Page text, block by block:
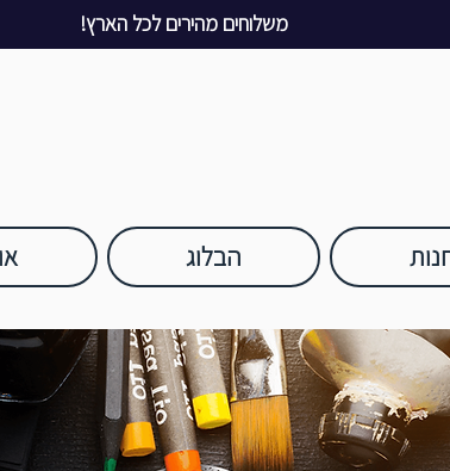
משלוחים מהירים לכל הארץ!
הבלוג